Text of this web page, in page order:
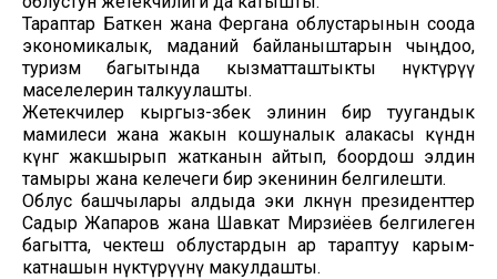
Тараптар Баткен жана Фергана облустарынын соода
экономикалык, маданий байланыштарын чыңдоо,
туризм багытында кызматташтыкты өнүктүрүү
маселелерин талкуулашты.
Жетекчилер кыргыз-өзбек элинин бир туугандык
мамилеси жана жакын кошуналык алакасы күндөн
күнгө жакшырып жатканын айтып, боордош элдин
тамыры жана келечеги бир экенинин белгилешти.
Облус башчылары алдыда эки өлкөнүн президенттер
Садыр Жапаров жана Шавкат Мирзиёев белгилеген
багытта, чектеш облустардын ар тараптуу карым-
катнашын өнүктүрүүнү макулдашты.